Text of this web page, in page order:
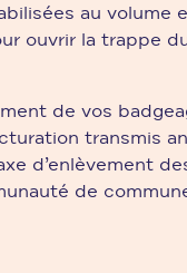
au volume
ouvrir la trappe
de vos
transmis
d’enlèvement
de